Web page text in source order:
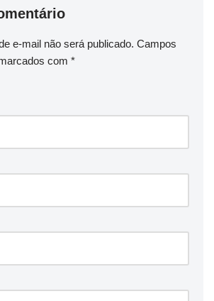
e-mail não será publicado. Campos
com *